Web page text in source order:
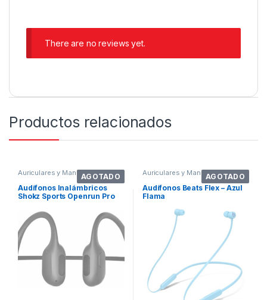
There are no reviews yet.
Productos relacionados
AGOTADO
Auriculares y Manos Libres
Audífonos Inalámbricos
Shokz Sports Openrun Pro
AGOTADO
Auriculares y Manos Libres
Audífonos Beats Flex – Azul
Flama